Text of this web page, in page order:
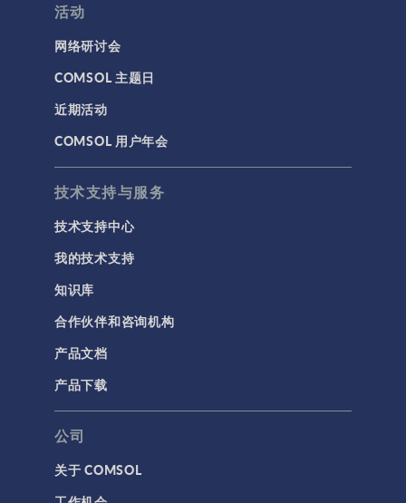
基于方程建模
安装与许可证管理
建模工具和定义
材料
物理场接口
用户界面
研究与求解器
简介
结果与可视化
网格
集群计算和云计算
3D 打印
活动
网络研讨会
COMSOL 主题日
近期活动
COMSOL 用户年会
技术支持与服务
技术支持中心
我的技术支持
知识库
合作伙伴和咨询机构
产品文档
产品下载
公司
关于 COMSOL